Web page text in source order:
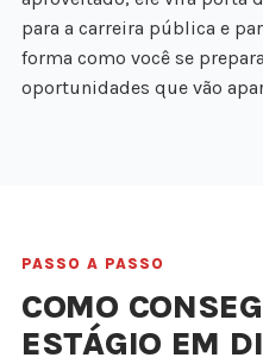
para a carreira pública e
forma como você se
oportunidades que vão
PASSO A PASSO
COMO
ESTÁGIO EM